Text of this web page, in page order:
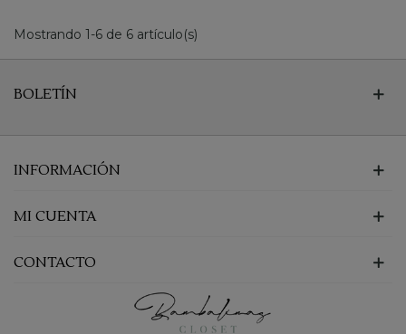
Mostrando 1-6 de 6 artículo(s)
BOLETÍN
INFORMACIÓN
MI CUENTA
CONTACTO